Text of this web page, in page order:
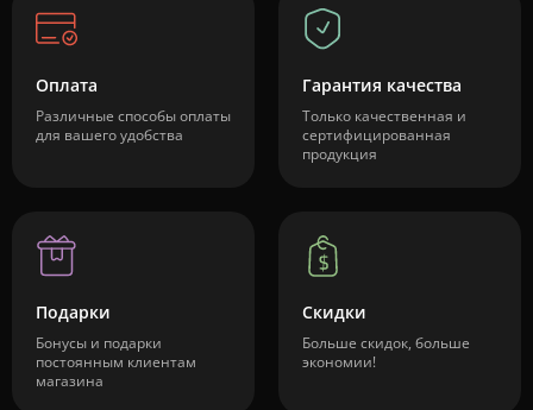
Оплата
Различные способы оплаты
для вашего удобства
Гарантия качества
Только качественная и
сертифицированная
продукция
Подарки
Бонусы и подарки
постоянным клиентам
магазина
Скидки
Больше скидок, больше
экономии!